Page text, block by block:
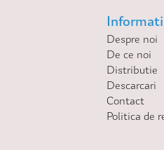
Despre noi
De ce noi
Distributie
Descarcari
Contact
Politica de